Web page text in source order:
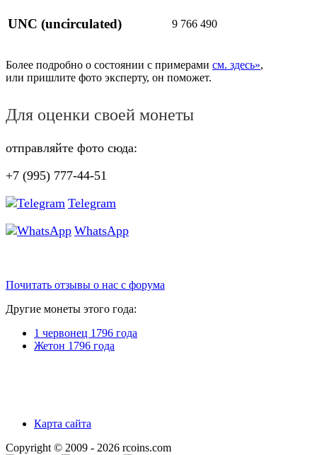
UNC (uncirculated) 9 766 490
Более подробно о состоянии с примерами см. здесь»,
или пришлите фото эксперту, он поможет.
Для оценки своей монеты
отправляйте фото сюда:
+7 (995) 777-44-51
Telegram
WhatsApp
Почитать отзывы о нас с форума
Другие монеты этого года:
1 червонец 1796 года
Жетон 1796 года
Карта сайта
Copyright © 2009 - 2026 rcoins.com